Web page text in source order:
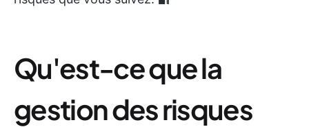
Qu'est-ce que la
gestion des risques